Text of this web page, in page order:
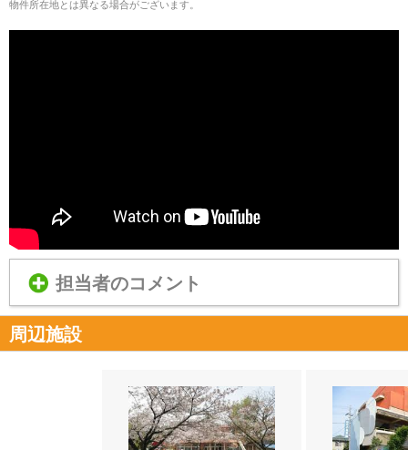
物件所在地とは異なる場合がございます。
担当者のコメント
周辺施設